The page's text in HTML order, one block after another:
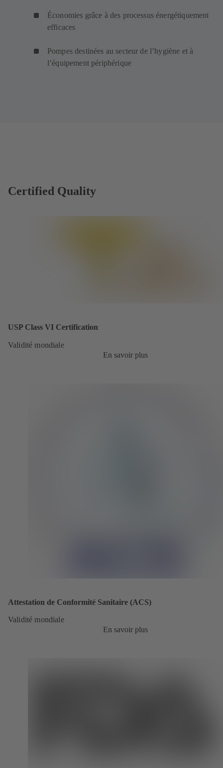
Économies grâce à des processus énergétiquement
efficaces
Pompes destinées au secteur de l’hygiène et à
l’équipement périphérique
Certified Quality
USP Class VI Certification
Validité mondiale
En savoir plus
Attestation de Conformité Sanitaire (ACS)
Validité mondiale
En savoir plus